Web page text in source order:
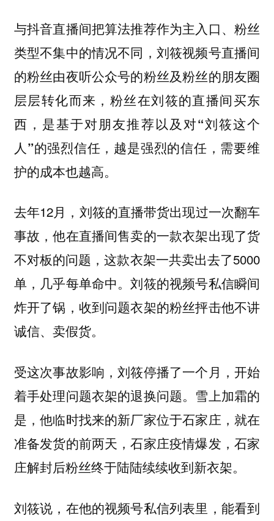
与抖音直播间把算法推荐作为主入口、粉丝
类型不集中的情况不同，刘筱视频号直播间
的粉丝由夜听公众号的粉丝及粉丝的朋友圈
层层转化而来，粉丝在刘筱的直播间买东
西，是基于对朋友推荐以及对“刘筱这个
人”的强烈信任，越是强烈的信任，需要维
护的成本也越高。
去年12月，刘筱的直播带货出现过一次翻车
事故，他在直播间售卖的一款衣架出现了货
不对板的问题，这款衣架一共卖出去了5000
单，几乎每单命中。刘筱的视频号私信瞬间
炸开了锅，收到问题衣架的粉丝抨击他不讲
诚信、卖假货。
受这次事故影响，刘筱停播了一个月，开始
着手处理问题衣架的退换问题。雪上加霜的
是，他临时找来的新厂家位于石家庄，就在
准备发货的前两天，石家庄疫情爆发，石家
庄解封后粉丝终于陆陆续续收到新衣架。
刘筱说，在他的视频号私信列表里，能看到